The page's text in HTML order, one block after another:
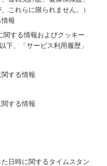
これらに限られません。）
報
関する情報およびクッキー
下、「サービス利用履歴」
する情報
する情報
日時に関するタイムスタン